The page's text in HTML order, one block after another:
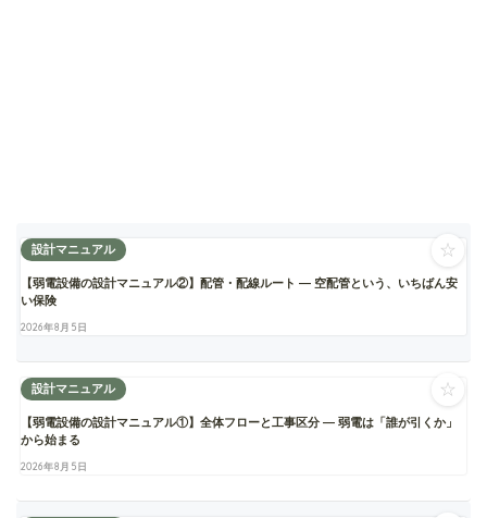
設計マニュアル
【弱電設備の設計マニュアル②】配管・配線ルート ― 空配管という、いちばん安
い保険
2026年8月5日
☆
設計マニュアル
【弱電設備の設計マニュアル①】全体フローと工事区分 ― 弱電は「誰が引くか」
から始まる
2026年8月5日
☆